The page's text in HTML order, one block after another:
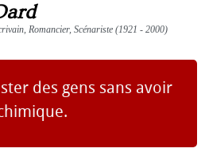
Romancier, Scénariste (1921 - 2000)
des gens sans avoir